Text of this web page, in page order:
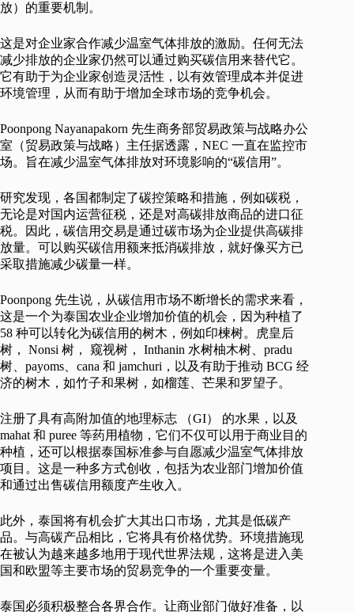
放）的重要机制。
这是对企业家合作减少温室气体排放的激励。任何无法
减少排放的企业家仍然可以通过购买碳信用来替代它。
它有助于为企业家创造灵活性，以有效管理成本并促进
环境管理，从而有助于增加全球市场的竞争机会。
Poonpong Nayanapakorn 先生商务部贸易政策与战略办公
室（贸易政策与战略）主任据透露，NEC 一直在监控市
场。旨在减少温室气体排放对环境影响的“碳信用”。
研究发现，各国都制定了碳控策略和措施，例如碳税，
无论是对国内运营征税，还是对高碳排放商品的进口征
税。因此，碳信用交易是通过碳市场为企业提供高碳排
放量。可以购买碳信用额来抵消碳排放，就好像买方已
采取措施减少碳量一样。
Poonpong 先生说，从碳信用市场不断增长的需求来看，
这是一个为泰国农业企业增加价值的机会，因为种植了
58 种可以转化为碳信用的树木，例如印楝树。虎皇后
树， Nonsi 树， 窥视树， Inthanin 水树柚木树、pradu
树、payoms、cana 和 jamchuri，以及有助于推动 BCG 经
济的树木，如竹子和果树，如榴莲、芒果和罗望子。
注册了具有高附加值的地理标志 （GI） 的水果，以及
mahat 和 puree 等药用植物，它们不仅可以用于商业目的
种植，还可以根据泰国标准参与自愿减少温室气体排放
项目。这是一种多方式创收，包括为农业部门增加价值
和通过出售碳信用额度产生收入。
此外，泰国将有机会扩大其出口市场，尤其是低碳产
品。与高碳产品相比，它将具有价格优势。环境措施现
在被认为越来越多地用于现代世界法规，这将是进入美
国和欧盟等主要市场的贸易竞争的一个重要变量。
泰国必须积极整合各界合作。让商业部门做好准备，以